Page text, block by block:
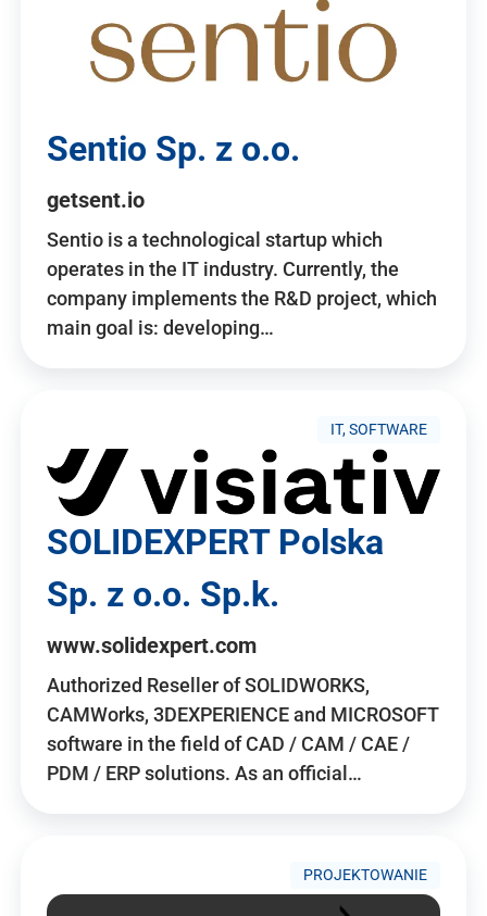
Sentio Sp. z o.o.
getsent.io
Sentio is a technological startup which
operates in the IT industry. Currently, the
company implements the R&D project, which
main goal is: developing…
IT, SOFTWARE
SOLIDEXPERT Polska
Sp. z o.o. Sp.k.
www.solidexpert.com
Authorized Reseller of SOLIDWORKS,
CAMWorks, 3DEXPERIENCE and MICROSOFT
software in the field of CAD / CAM / CAE /
PDM / ERP solutions. As an official…
PROJEKTOWANIE